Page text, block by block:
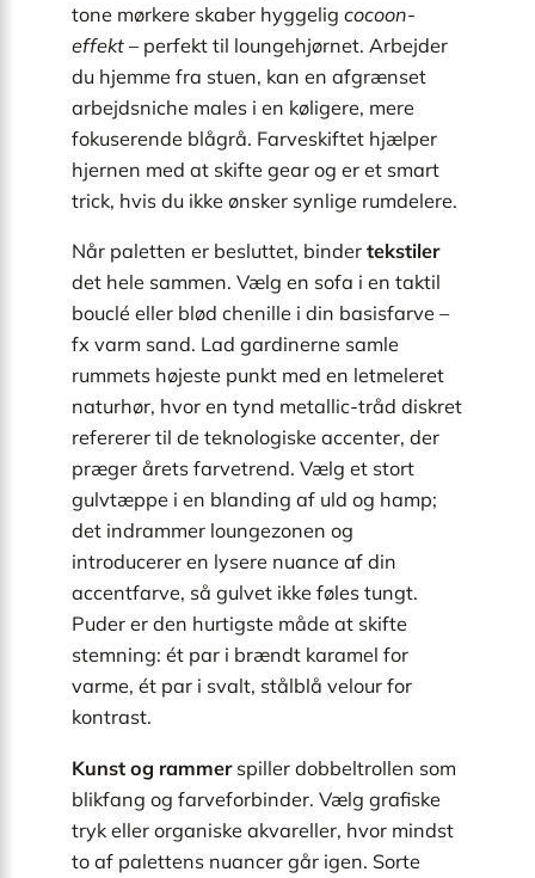
tone mørkere skaber hyggelig cocoon-
effekt – perfekt til loungehjørnet. Arbejder
du hjemme fra stuen, kan en afgrænset
arbejdsniche males i en køligere, mere
fokuserende blågrå. Farveskiftet hjælper
hjernen med at skifte gear og er et smart
trick, hvis du ikke ønsker synlige rumdelere.
Når paletten er besluttet, binder tekstiler
det hele sammen. Vælg en sofa i en taktil
bouclé eller blød chenille i din basisfarve –
fx varm sand. Lad gardinerne samle
rummets højeste punkt med en letmeleret
naturhør, hvor en tynd metallic-tråd diskret
refererer til de teknologiske accenter, der
præger årets farvetrend. Vælg et stort
gulvtæppe i en blanding af uld og hamp;
det indrammer loungezonen og
introducerer en lysere nuance af din
accentfarve, så gulvet ikke føles tungt.
Puder er den hurtigste måde at skifte
stemning: ét par i brændt karamel for
varme, ét par i svalt, stålblå velour for
kontrast.
Kunst og rammerspiller dobbeltrollen som
blikfang og farveforbinder. Vælg grafiske
tryk eller organiske akvareller, hvor mindst
to af palettens nuancer går igen. Sorte